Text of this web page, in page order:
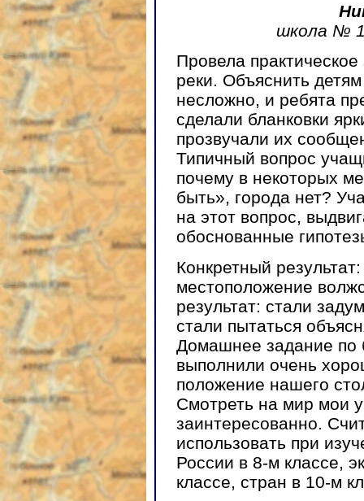
школа №
Провела
реки. Объяснить
несложно, и ребята
сделали бланковки
прозвучали их
Типичный вопрос
почему в некоторых
быть», города нет?
на этот вопрос,
обоснованные
Конкретный
местоположение
результат: стали
стали пытаться
Домашнее задание по
выполнили очень
положение нашего
Смотреть на мир мои
заинтересованно.
использовать при
России в 8-м классе,
классе, стран в 10-м